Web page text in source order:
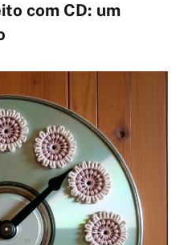
com CD: um